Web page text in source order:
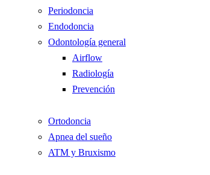
Periodoncia
Endodoncia
Odontología general
Airflow
Radiología
Prevención
Ortodoncia
Apnea del sueño
ATM y Bruxismo